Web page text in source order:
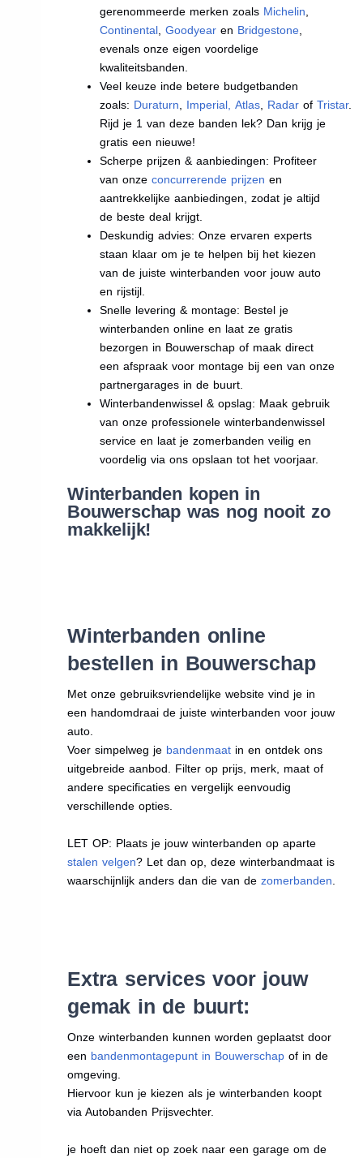
gerenommeerde merken zoals Michelin
Continental ,Goodyear en Bridgestone
evenals onze eigen voordelige
kwaliteitsbanden.
Veel keuze inde betere budgetbanden
zoals: Duraturn Imperial Atlas Radar ofTristar.
Rijd je 1 van deze banden lek? Dan krijg je
gratis een nieuwe!
Scherpe prijzen & aanbiedingen: Profiteer
van onzeconcurrerende prijzen en
aantrekkelijke aanbiedingen, zodat je altijd
de beste deal krijgt.
Deskundig advies: Onze ervaren experts
staan klaar om je te helpen bij het kiezen
van de juiste winterbanden voor jouw auto
en rijstijl.
Snelle levering & montage: Bestel je
winterbanden online en laat ze gratis
bezorgen in Bouwerschap of maak direct
een afspraak voor montage bij een van onze
partnergarages in de buurt.
Winterbandenwissel & opslag: Maak gebruik
van onze professionele winterbandenwissel
service en laat je zomerbanden veilig en
voordelig via ons opslaan tot het voorjaar.
Winterbanden kopen in
Bouwerschap was nog nooit zo
makkelijk!
Winterbanden online
bestellen in Bouwerschap
Met onze gebruiksvriendelijke website vind je in
een handomdraai de juiste winterbanden voor jouw
auto.
Voer simpelweg je bandenmaat in en ontdek ons
uitgebreide aanbod. Filter op prijs, merk, maat of
andere specificaties en vergelijk eenvoudig
verschillende opties.
LET OP: Plaats je jouw winterbanden op aparte
stalen velgen? Let dan op, deze winterbandmaat is
waarschijnlijk anders dan die van dezomerbanden
Extra services voor jouw
gemak in de buurt:
Onze winterbanden kunnen worden geplaatst door
een bandenmontagepunt in Bouwerschap of in de
omgeving.
Hiervoor kun je kiezen als je winterbanden koopt
via Autobanden Prijsvechter.
je hoeft dan niet op zoek naar een garage om de